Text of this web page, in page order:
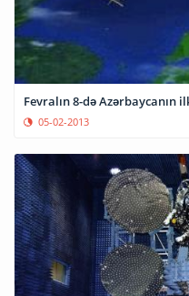
Fevralın 8-də Azərbaycanın
05-02-2013